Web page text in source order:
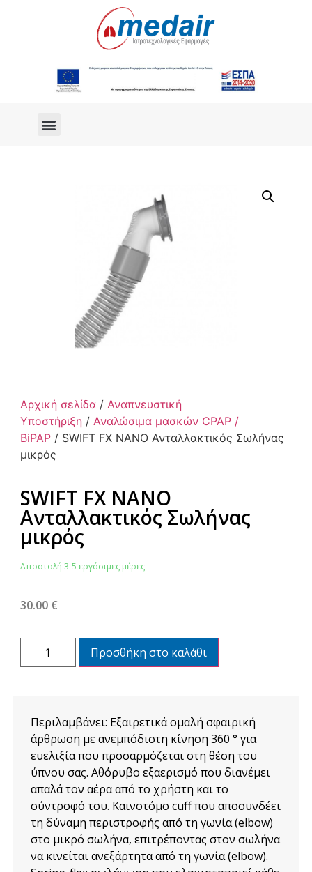
Αρχική σελίδα/ Αναπνευστική
Υποστήριξη/ Αναλώσιμα μασκών CPAP /
BiPAP/ SWIFT FX NANO Ανταλλακτικός Σωλήνας
μικρός
SWIFT FX NANO
Ανταλλακτικός Σωλήνας
μικρός
Αποστολή 3-5 εργάσιμες μέρες
30.00 €
Προσθήκη στο καλάθι
Περιλαμβάνει: Εξαιρετικά ομαλή σφαιρική
άρθρωση με ανεμπόδιστη κίνηση 360 ° για
ευελιξία που προσαρμόζεται στη θέση του
ύπνου σας. Αθόρυβο εξαερισμό που διανέμει
απαλά τον αέρα από το χρήστη και το
σύντροφό του. Καινοτόμο cuff που αποσυνδέει
τη δύναμη περιστροφής από τη γωνία (elbow)
στο μικρό σωλήνα, επιτρέποντας στον σωλήνα
να κινείται ανεξάρτητα από τη γωνία (elbow).